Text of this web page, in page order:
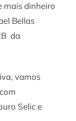
mais dinheiro
Bellas
da
vamos
Selic e